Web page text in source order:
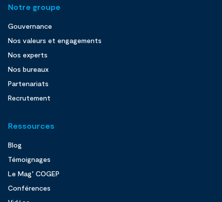
Notre groupe
Gouvernance
Nos valeurs et engagements
Nos experts
Nos bureaux
Partenariats
Recrutement
Ressources
Blog
Témoignages
Le Mag’ COGEP
Conférences